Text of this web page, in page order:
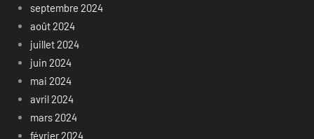
septembre 2024
août 2024
juillet 2024
juin 2024
mai 2024
avril 2024
mars 2024
février 2024